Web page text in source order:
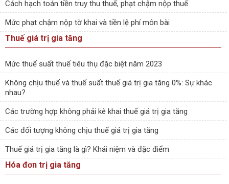
Cách hạch toán tiền truy thu thuế, phạt chậm nộp thuế
Mức phạt chậm nộp tờ khai và tiền lệ phí môn bài
Thuế giá trị gia tăng
Mức thuế suất thuế tiêu thụ đặc biệt năm 2023
Không chịu thuế và thuế suất thuế giá trị gia tăng 0%: Sự khác
nhau?
Các trường hợp không phải kê khai thuế giá trị gia tăng
Các đối tượng không chịu thuế giá trị gia tăng
Thuế giá trị gia tăng là gì? Khái niệm và đặc điểm
Hóa đơn trị gia tăng